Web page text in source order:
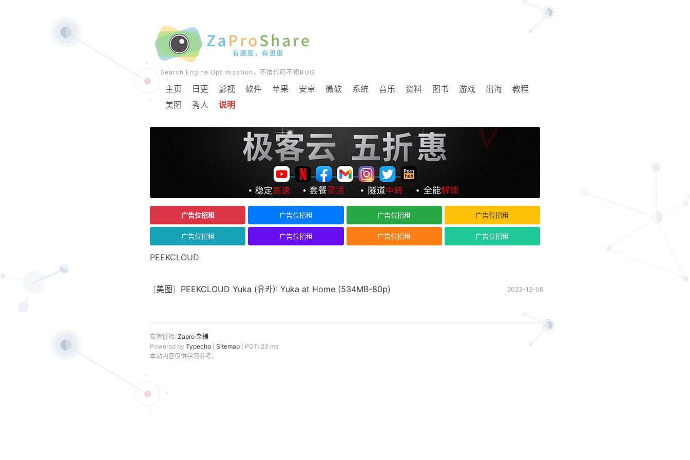
Search Engine Optimization，不撸代码不修BUG
主页 日更 影视 软件 苹果 安卓 微软 系统 音乐 资料 图书 游戏 出海
教程
美图
秀人 说明
广告位招租 广告位招租 广告位招租 广告位招租
广告位招租 广告位招租 广告位招租 广告位招租
PEEKCLOUD
[美图] PEEKCLOUD Yuka (유카): Yuka at Home (534MB-80p) 2023-12-06
友情链接: Zapro·杂铺
Powered by Typecho Sitemap | PGT: 23 ms
本站内容仅供学习参考。